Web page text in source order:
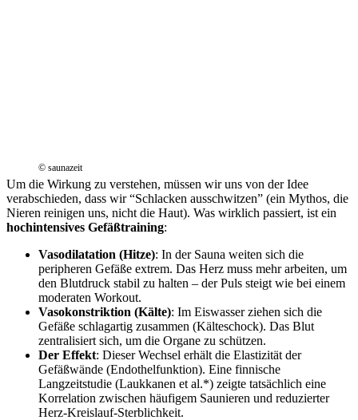
© saunazeit
Um die Wirkung zu verstehen, müssen wir uns von der Idee
verabschieden, dass wir “Schlacken ausschwitzen” (ein Mythos, die
Nieren reinigen uns, nicht die Haut). Was wirklich passiert, ist ein
hochintensives Gefäßtraining:
Vasodilatation (Hitze): In der Sauna weiten sich die
peripheren Gefäße extrem. Das Herz muss mehr arbeiten, um
den Blutdruck stabil zu halten – der Puls steigt wie bei einem
moderaten Workout.
Vasokonstriktion (Kälte): Im Eiswasser ziehen sich die
Gefäße schlagartig zusammen (Kälteschock). Das Blut
zentralisiert sich, um die Organe zu schützen.
Der Effekt: Dieser Wechsel erhält die Elastizität der
Gefäßwände (Endothelfunktion). Eine finnische
Langzeitstudie (Laukkanen et al.*) zeigte tatsächlich eine
Korrelation zwischen häufigem Saunieren und reduzierter
Herz-Kreislauf-Sterblichkeit.